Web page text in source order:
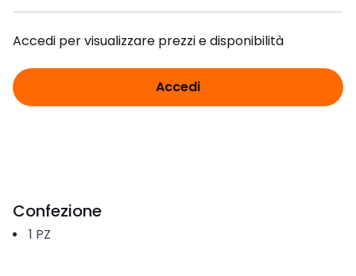
Accedi per visualizzare prezzi e disponibilità
Accedi
Confezione
1 PZ